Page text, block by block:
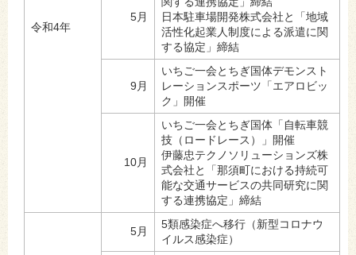
令和4年
5月
日本駐車場開発株式会社と「地域
活性化起業人制度による派遣に関
する協定」締結
9月
いちご一会とちぎ国体デモンスト
レーションスポーツ「エアロビッ
ク」開催
10月
いちご一会とちぎ国体「自転車競
技（ロードレース）」開催
伊藤忠テクノソリューションズ株
式会社と「那須町における持続可
能な交通サービスの共同研究に関
する連携協定」締結
5月
5類感染症へ移行（新型コロナウ
イルス感染症）